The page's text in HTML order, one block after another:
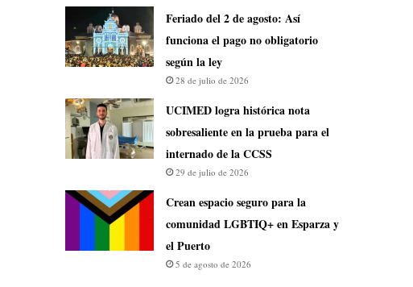
Feriado del 2 de agosto: Así
funciona el pago no obligatorio
según la ley
28 de julio de 2026
UCIMED logra histórica nota
sobresaliente en la prueba para el
internado de la CCSS
29 de julio de 2026
Crean espacio seguro para la
comunidad LGBTIQ+ en Esparza y
el Puerto
5 de agosto de 2026